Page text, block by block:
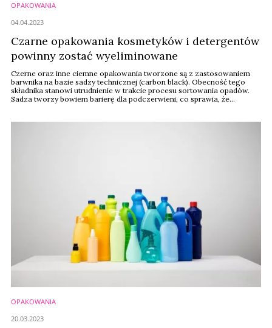
OPAKOWANIA
Czarne opakowania kosmetyków i detergentów
powinny zostać wyeliminowane
Czerne oraz inne ciemne opakowania tworzone są z zastosowaniem
barwnika na bazie sadzy technicznej (carbon black). Obecność tego
składnika stanowi utrudnienie w trakcie procesu sortowania opadów.
Sadza tworzy bowiem barierę dla podczerwieni, co sprawia, że
oraz same butelki detergentów i kosmetyków.
04.04.2023
OPAKOWANIA
20.03.2023